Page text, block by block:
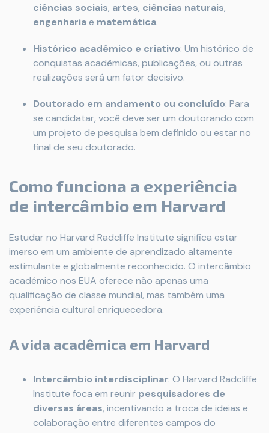
ciências sociais, artes, ciências naturais,
engenhariae matemática.
Histórico acadêmico e criativo: Um histórico de
conquistas acadêmicas, publicações, ou outras
realizações será um fator decisivo.
Doutorado em andamento ou concluído: Para
se candidatar, você deve ser um doutorando com
um projeto de pesquisa bem definido ou estar no
final de seu doutorado.
Como funciona a experiência
de intercâmbio em Harvard
Estudar no Harvard Radcliffe Institute significa estar
imerso em um ambiente de aprendizado altamente
estimulante e globalmente reconhecido. O intercâmbio
acadêmico nos EUA oferece não apenas uma
qualificação de classe mundial, mas também uma
experiência cultural enriquecedora.
A vida acadêmica em Harvard
Intercâmbio interdisciplinar: O Harvard Radcliffe
Institute foca em reunir pesquisadores de
diversas áreas, incentivando a troca de ideias e
colaboração entre diferentes campos do